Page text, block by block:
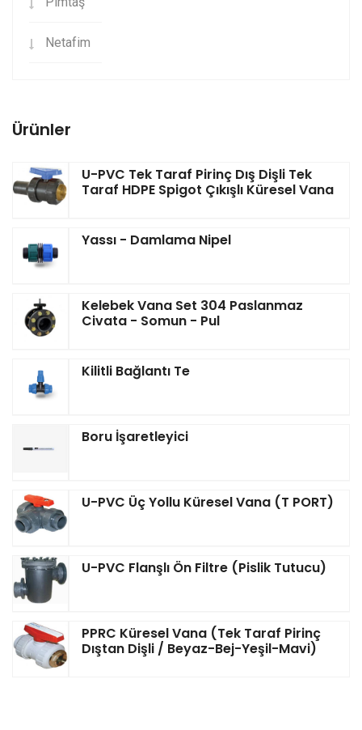
Netafim
Ürünler
U-PVC Tek Taraf Pirinç Dış Dişli Tek
Taraf HDPE Spigot Çıkışlı Küresel Vana
Yassı - Damlama Nipel
Kelebek Vana Set 304 Paslanmaz
Civata - Somun - Pul
Kilitli Bağlantı Te
Boru İşaretleyici
U-PVC Üç Yollu Küresel Vana (T PORT)
U-PVC Flanşlı Ön Filtre (Pislik Tutucu)
PPRC Küresel Vana (Tek Taraf Pirinç
Dıştan Dişli / Beyaz-Bej-Yeşil-Mavi)